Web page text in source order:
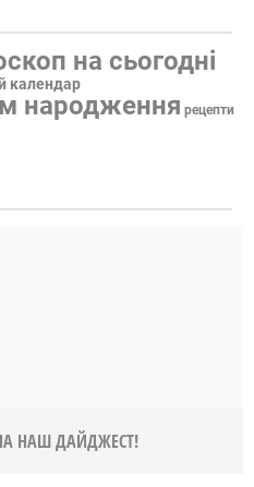
на сьогодні
календар
народження рецепти
НАШ ДАЙДЖЕСТ!